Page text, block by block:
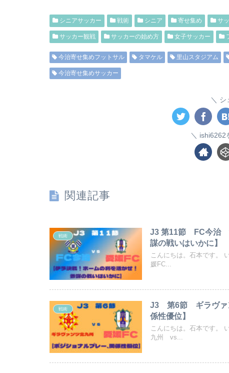
シニアサッカー 戦術 シニア 寄せ集め サ
サッカー観戦 サッカーの始め方 女子サッカー
今治寄せ集めフットサル タマケル 里山スタジアム
今治寄せ集めサッカー
シ
ishi6262
関連記事
戦術
J3 第11節 FC今治
謀の戦いはいかに】
こんにちは。石本です。
媛FC...
戦術
J3 第6節 ギラヴァ
係性優位】
こんにちは。石本です。
九州 vs...